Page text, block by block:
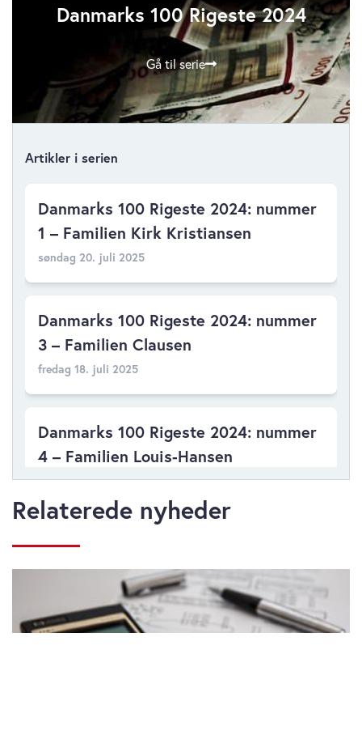
Danmarks 100 Rigeste 2024
Gå til serie
Artikler i serien
Danmarks 100 Rigeste 2024: nummer
1 – Familien Kirk Kristiansen
søndag 20. juli 2025
Danmarks 100 Rigeste 2024: nummer
3 – Familien Clausen
fredag 18. juli 2025
Danmarks 100 Rigeste 2024: nummer
4 – Familien Louis-Hansen
tirsdag 15. juli 2025
Danmarks 100 Rigeste 2024: nummer
5 – Familien efter Lars Kristinus
mandag 14. juli 2025
Relaterede nyheder